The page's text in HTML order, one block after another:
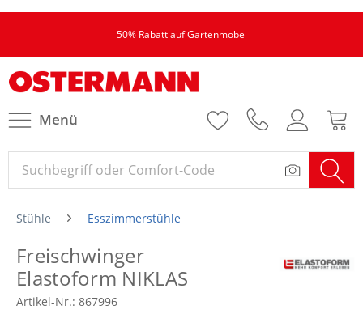
50% Rabatt auf Gartenmöbel
Menü
Stühle Esszimmerstühle
Freischwinger
Elastoform NIKLAS
Artikel-Nr.: 867996